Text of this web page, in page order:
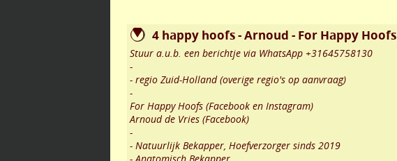
4 happy hoofs - Arnoud - For Happy Hoofs
Stuur a.u.b. een berichtje via WhatsApp +31645758130
-
- regio Zuid-Holland (overige regio's op aanvraag)
-
For Happy Hoofs (Facebook en Instagram)
Arnoud de Vries (Facebook)
-
- Natuurlijk Bekapper, Hoefverzorger sinds 2019